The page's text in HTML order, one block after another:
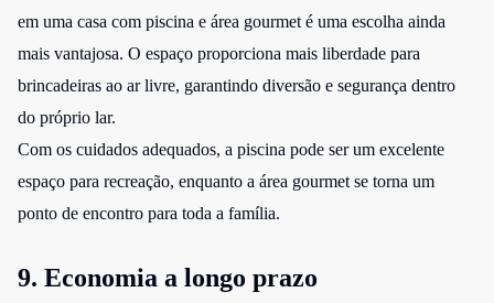
em uma casa com piscina e área gourmet é uma escolha ainda
mais vantajosa. O espaço proporciona mais liberdade para
brincadeiras ao ar livre, garantindo diversão e segurança dentro
do próprio lar.
Com os cuidados adequados, a piscina pode ser um excelente
espaço para recreação, enquanto a área gourmet se torna um
ponto de encontro para toda a família.
9. Economia a longo prazo